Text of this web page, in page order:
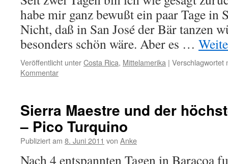
habe mir ganz bewußt ein paar Tage in
Nicht, daß in San José der Bär tanzen
besonders schön wäre. Aber es …
Veröffentlicht unterCosta Rica, Mittelamerika | Verschlagwortet
Kommentar
Sierra Maestre und der
– Pico Turquino
Publiziert am 8. Juni 2011 von Anke
Nach 4 entspannten Tagen in Baracoa